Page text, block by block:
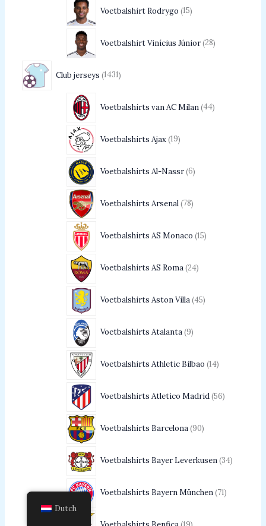
Voetbalshirt Rodrygo 15
Voetbalshirt Vinícius Júnior 28
Club jerseys 1431
Voetbalshirts van AC Milan 44
Voetbalshirts Ajax 19
Voetbalshirts Al-Nassr 6
Voetbalshirts Arsenal 78
Voetbalshirts AS Monaco 15
Voetbalshirts AS Roma 24
Voetbalshirts Aston Villa 45
Voetbalshirts Atalanta 9
Voetbalshirts Athletic Bilbao 14
Voetbalshirts Atletico Madrid 56
Voetbalshirts Barcelona 90
Voetbalshirts Bayer Leverkusen 34
Voetbalshirts Bayern München 71
Dutch